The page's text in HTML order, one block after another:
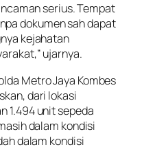
serius. Tempat
dokumen sah dapat
kejahatan
ujarnya.
Metro Jaya Kombes
dari lokasi
1.494 unit sepeda
dalam kondisi
dalam kondisi